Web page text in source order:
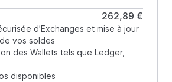
262,89 €
d’Exchanges et mise à jour
vos soldes
des Wallets tels que Ledger,
disponibles